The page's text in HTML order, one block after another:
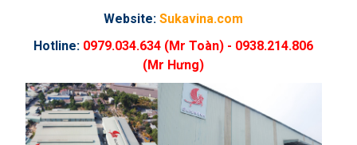
Website: Sukavina.com
Hotline: 0979.034.634 (Mr Toàn) - 0938.214.806
(Mr Hưng)